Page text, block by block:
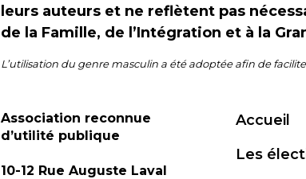
leurs auteurs et ne reflètent pas
de la Famille, de l’Intégration et à la
L’utilisation du genre masculin a été adoptée afin de
Association reconnue
d’utilité publique
10-12 Rue Auguste Laval
Accueil
Les